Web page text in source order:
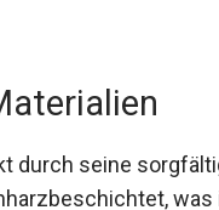
durch seine